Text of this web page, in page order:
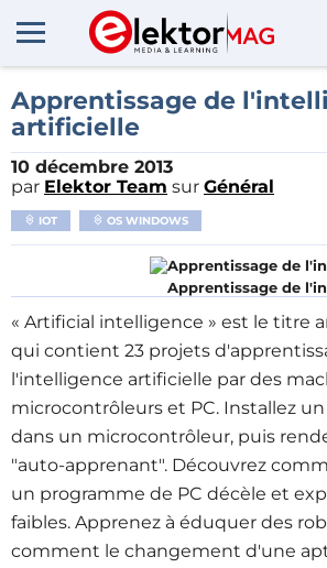
Apprentissage de
artificielle
10 décembre 2013
par Elektor Team sur Général
IOT OS WINDOWS
Apprentissage de
« Artificial intelligence » est le titre
qui contient 23 projets
l'intelligence artificielle par des
microcontrôleurs et PC. Installez
dans un microcontrôleur, puis
"auto-apprenant". Découvrez
un programme de PC décèle et
faibles. Apprenez à éduquer des
comment le changement d'une